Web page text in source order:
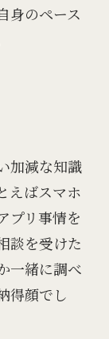
身のペース
加減な知識
えばスマホ
プリ事情を
談を受けた
一緒に調べ
得顔でし